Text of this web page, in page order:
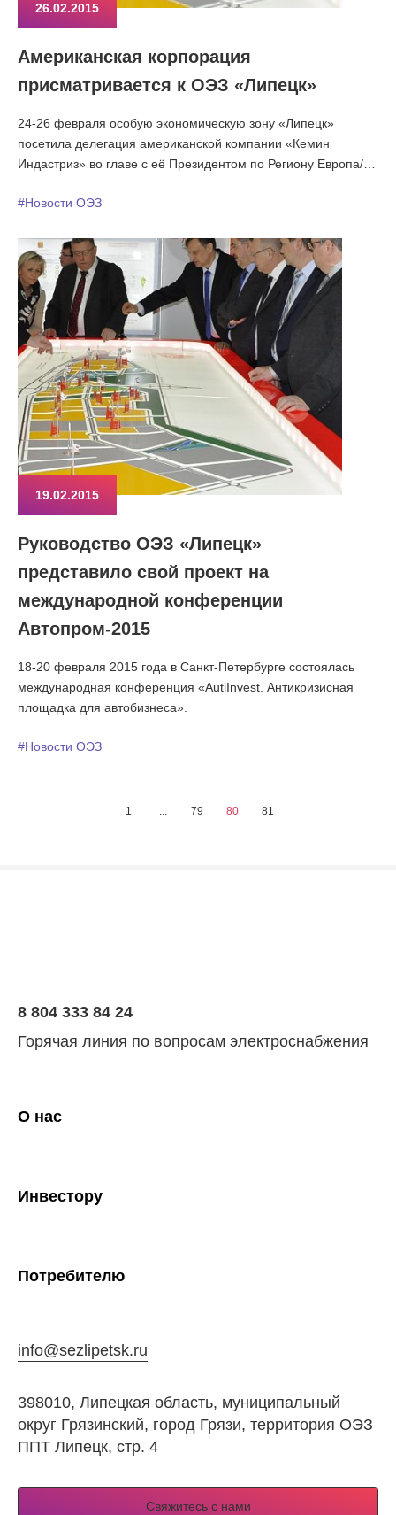
26.02.2015
Американская корпорация
присматривается к ОЭЗ «Липецк»
24-26 февраля особую экономическую зону «Липецк»
посетила делегация американской компании «Кемин
Индастриз» во главе с её Президентом по Региону Европа/
#Новости ОЭЗ
19.02.2015
Руководство ОЭЗ «Липецк»
представило свой проект на
международной конференции
Автопром-2015
18-20 февраля 2015 года в Санкт-Петербурге состоялась
международная конференция «AutiInvest. Антикризисная
площадка для автобизнеса».
#Новости ОЭЗ
1 79 80 81
8 804 333 84 24
Горячая линия по вопросам электроснабжения
info@sezlipetsk.ru
398010, Липецкая область, муниципальный
округ Грязинский, город Грязи, территория ОЭЗ
ППТ Липецк, стр. 4
Свяжитесь с нами
О нас
Инвестору
Потребителю